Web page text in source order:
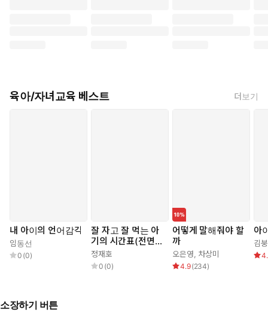
육아/자녀교육 베스트 더보기
내 아이의 언어감각
임동선
0 (0)
잘 자고 잘 먹는 아
기의 시간표(전면개
정판)
정재호
0 (0)
어떻게 말해줘야 할
까
오은영 차상미
4.9(234)
아
김
소장하기 버튼